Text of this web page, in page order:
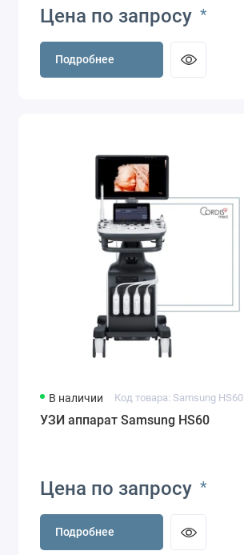
Цена по запросу *
Подробнее
В наличии Код товара: Samsung HS60
УЗИ аппарат Samsung HS60
Цена по запросу *
Подробнее